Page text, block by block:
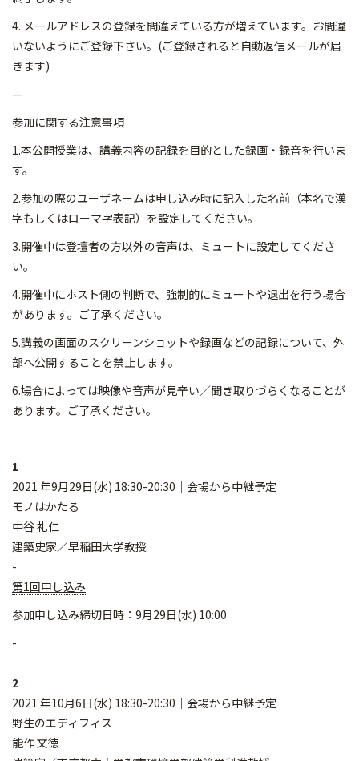
4. メールアドレスの登録を間違えている方が増えています。お間違
いないようにご登録下さい。(ご登録されると自動返信メールが届
きます)
—
参加に関する注意事項
1.本公開授業は、講義内容の記録を目的とした録画・録音を行いま
す。
2.参加の際のユーザネームは申し込み時に記入した名前（本名で漢
字もしくはローマ字表記）を設定してください。
3.開催中は登壇者の方以外の音声は、ミュートに設定してくださ
い。
4.開催中にホスト側の判断で、強制的にミュートや退出を行う場合
があります。ご了承ください。
5.講義の画面のスクリーンショットや録画などの記録について、外
部へ公開することを禁止します。
6.場合によっては映像や音声が見辛い／聞き取りづらくなることが
あります。ご了承ください。
1
2021 年9月29日(水) 18:30-20:30｜会場から中継予定
モノはかたる
中谷 礼仁
建築史家／早稲田大学教授
-
第1回申し込み
参加申し込み締切日時：9月29日(水) 10:00
-
2
2021 年10月6日(水) 18:30-20:30｜会場から中継予定
野生のエディフィス
能作 文徳